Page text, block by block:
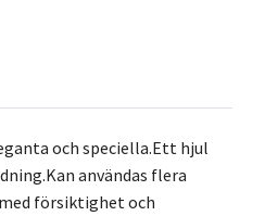
och speciella.Ett hjul
användas flera
försiktighet och